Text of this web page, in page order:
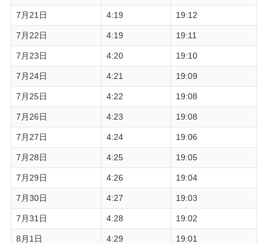
7月21日 4:19 19:12
7月22日 4:19 19:11
7月23日 4:20 19:10
7月24日 4:21 19:09
7月25日 4:22 19:08
7月26日 4:23 19:08
7月27日 4:24 19:06
7月28日 4:25 19:05
7月29日 4:26 19:04
7月30日 4:27 19:03
7月31日 4:28 19:02
8月1日 4:29 19:01